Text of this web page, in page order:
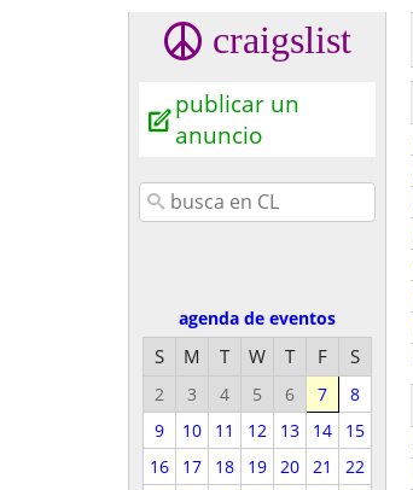
craigslist
publicar un
anuncio
agenda de eventos
S M T W T F S
2 3 4 5 6 7
8
9
10 11 12 13 14
15
16
17 18 19 20 21
22